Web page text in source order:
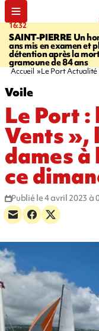
16:32
SAINT-PIERREUn
ans mis en examen et
détention après la
gramoune de 84 ans
Accueil Le Port Actualité
Voile
Le Port :
Vents »,
dames
ce
Publié le 4 avril 2023 à